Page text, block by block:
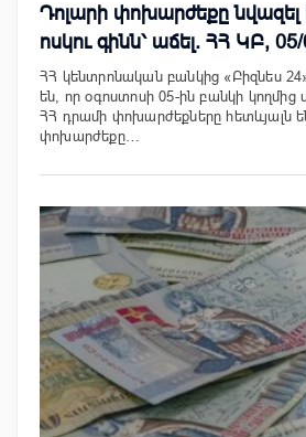
Դոլարի փոխարժեքը նվազել
ոսկու գինն՝ աճել. ՀՀ ԿԲ,
ՀՀ կենտրոնական բանկից «Բիզնես
են, որ օգոստոսի 05-ին բանկի
ՀՀ դրամի փոխարժեքները հետևյալն
փոխարժեքը…